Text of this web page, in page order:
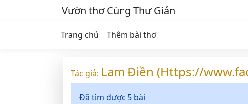
Vườn thơ Cùng Thư Giản
Trang chủ Thêm bài thơ
Tác giả: Lam Điền (Https://
Đã tìm được 5 bài